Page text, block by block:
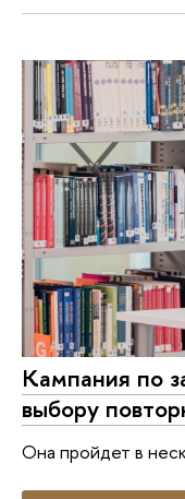
Кампания по
выбору
Она пройдет в